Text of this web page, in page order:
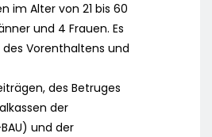
im Alter von 21 bis 60
und 4 Frauen. Es
Vorenthaltens und
des Betruges
der
und der